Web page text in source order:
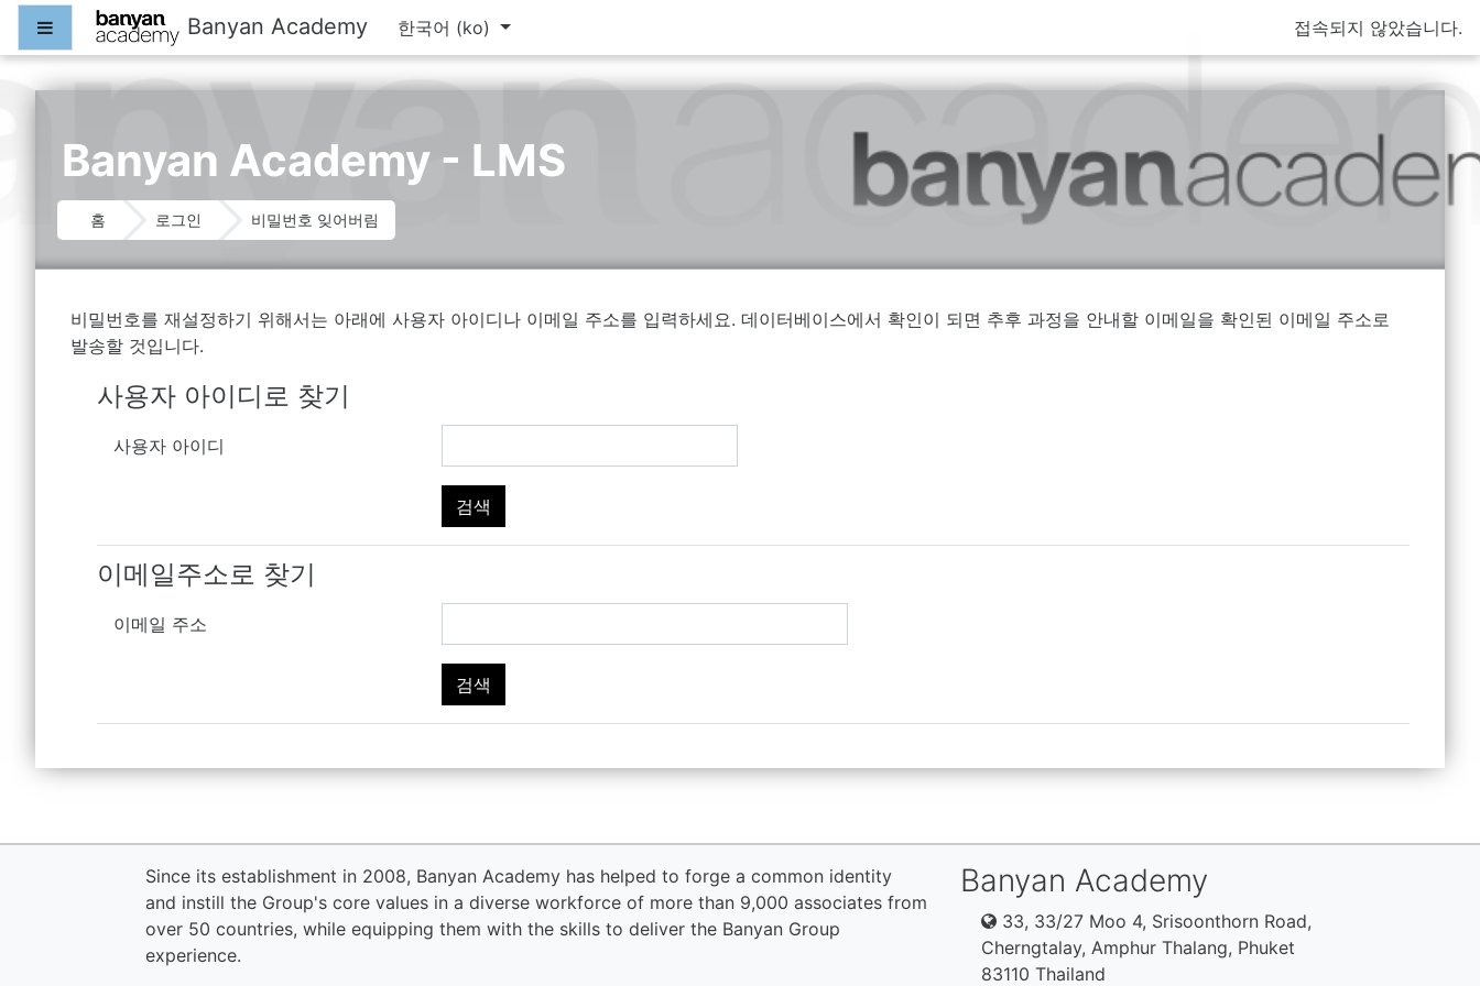
주 내용으로 가기
Side panel Banyan Academy 한국어 ‎(ko)‎ 접속되지 않았습니다.
Banyan Academy - LMS
홈 로그인 비밀번호 잊어버림
비밀번호를 재설정하기 위해서는 아래에 사용자 아이디나 이메일 주소를 입력하세요. 데이터베이스에서 확인이 되면 추후 과정을 안내할 이메일을 확인된 이메일 주소로
발송할 것입니다.
사용자 아이디로 찾기
사용자 아이디
이메일주소로 찾기
이메일 주소
Since its establishment in 2008, Banyan Academy has helped to forge a common identity
and instill the Group's core values in a diverse workforce of more than 9,000 associates from
over 50 countries, while equipping them with the skills to deliver the Banyan Group
experience.
Banyan Academy
33, 33/27 Moo 4, Srisoonthorn Road,
Cherngtalay, Amphur Thalang, Phuket
83110 Thailand